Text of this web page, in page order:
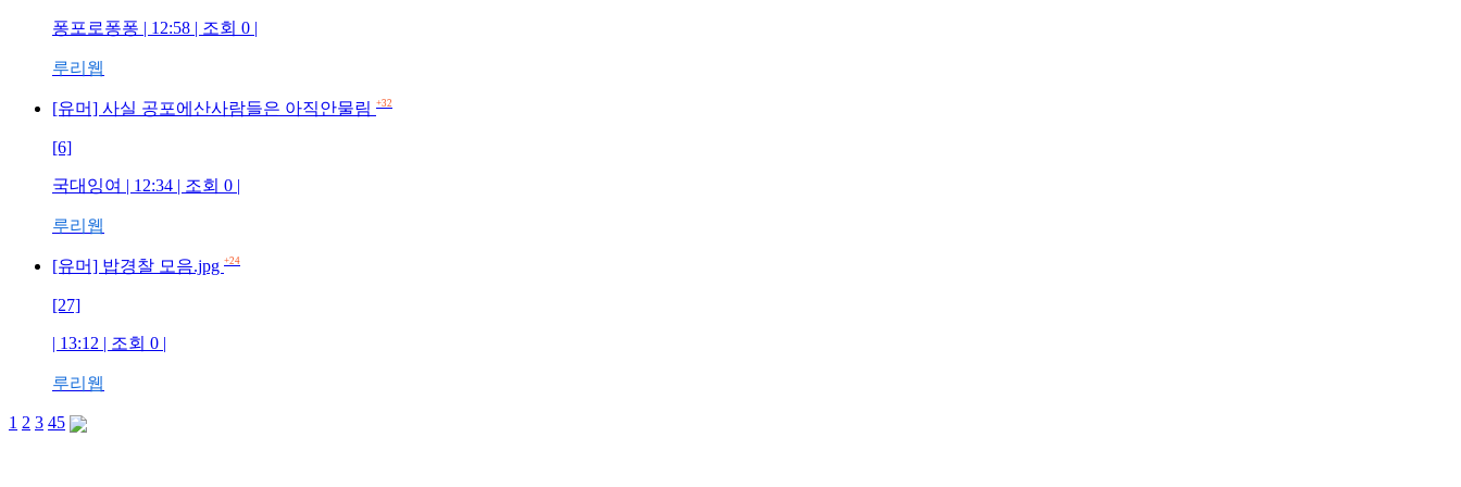
퐁포로퐁퐁 | 12:58 | 조회 0 |
루리웹
[유머] 사실 공포에산사람들은 아직안물림 +32
[6]
국대잉여 | 12:34 | 조회 0 |
루리웹
[유머] 밥경찰 모음.jpg +24
[27]
| 13:12 | 조회 0 |
루리웹
1 2 3 45